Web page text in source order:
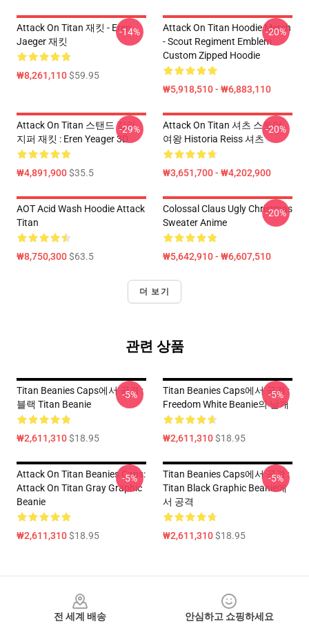
Attack On Titan 재킷 - Eren
Jaeger 재킷
₩8,261,110$59.95
-14%
Attack On Titan Hoodie Merch
- Scout Regiment Emblem
Custom Zipped Hoodie
₩5,918,510 - ₩6,883,110
-20%
Attack On Titan 스탠드 칼라
지퍼 재킷 : Eren Yeager 3D
₩4,891,900$35.5
-29%
Attack On Titan 셔츠 스토어:
여왕 Historia Reiss 셔츠
₩3,651,700 - ₩4,202,900
-20%
AOT Acid Wash Hoodie Attack
Titan
₩8,750,300$63.5
Colossal Claus Ugly Christmas
Sweater Anime
₩5,642,910 - ₩6,607,510
-20%
더 보기
관련 상품
Titan Beanies Caps에서 공격 :
블랙 Titan Beanie
₩2,611,310$18.95
-5%
Titan Beanies Caps에서 공격 :
Freedom White Beanie의 날개
₩2,611,310$18.95
-5%
Attack On Titan Beanies Caps:
Attack On Titan Gray Graphic
Beanie
₩2,611,310$18.95
-5%
Titan Beanies Caps에서 공격 :
Titan Black Graphic Beanie에
서 공격
₩2,611,310$18.95
-5%
전 세계 배송
안심하고 쇼핑하세요